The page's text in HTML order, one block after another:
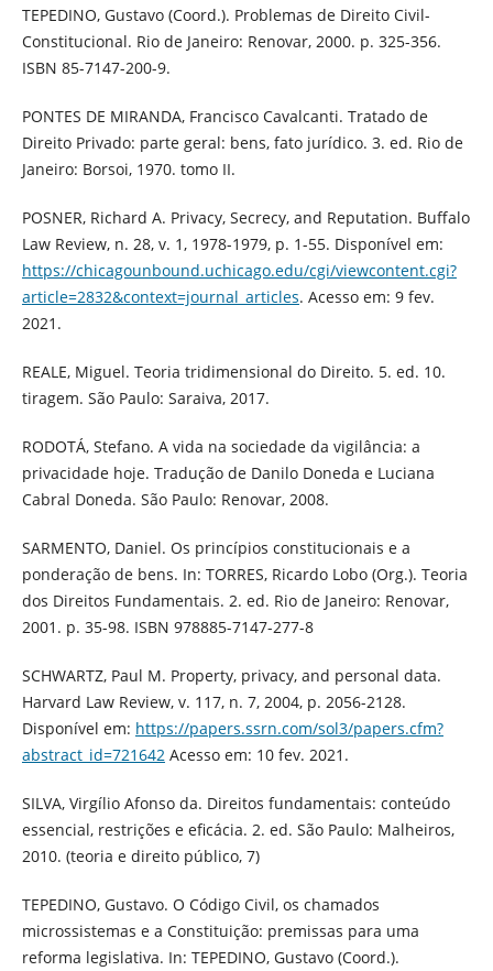
TEPEDINO, Gustavo (Coord.). Problemas de Direito Civil-
Constitucional. Rio de Janeiro: Renovar, 2000. p. 325-356.
ISBN 85-7147-200-9.
PONTES DE MIRANDA, Francisco Cavalcanti. Tratado de
Direito Privado: parte geral: bens, fato jurídico. 3. ed. Rio de
Janeiro: Borsoi, 1970. tomo II.
POSNER, Richard A. Privacy, Secrecy, and Reputation. Buffalo
Law Review, n. 28, v. 1, 1978-1979, p. 1-55. Disponível em:
https://chicagounbound.uchicago.edu/cgi/viewcontent.cgi?
article=2832&context=journal_articles. Acesso em: 9 fev.
2021.
REALE, Miguel. Teoria tridimensional do Direito. 5. ed. 10.
tiragem. São Paulo: Saraiva, 2017.
RODOTÁ, Stefano. A vida na sociedade da vigilância: a
privacidade hoje. Tradução de Danilo Doneda e Luciana
Cabral Doneda. São Paulo: Renovar, 2008.
SARMENTO, Daniel. Os princípios constitucionais e a
ponderação de bens. In: TORRES, Ricardo Lobo (Org.). Teoria
dos Direitos Fundamentais. 2. ed. Rio de Janeiro: Renovar,
2001. p. 35-98. ISBN 978885-7147-277-8
SCHWARTZ, Paul M. Property, privacy, and personal data.
Harvard Law Review, v. 117, n. 7, 2004, p. 2056-2128.
Disponível em: https://papers.ssrn.com/sol3/papers.cfm?
abstract_id=721642Acesso em: 10 fev. 2021.
SILVA, Virgílio Afonso da. Direitos fundamentais: conteúdo
essencial, restrições e eficácia. 2. ed. São Paulo: Malheiros,
2010. (teoria e direito público, 7)
TEPEDINO, Gustavo. O Código Civil, os chamados
microssistemas e a Constituição: premissas para uma
reforma legislativa. In: TEPEDINO, Gustavo (Coord.).